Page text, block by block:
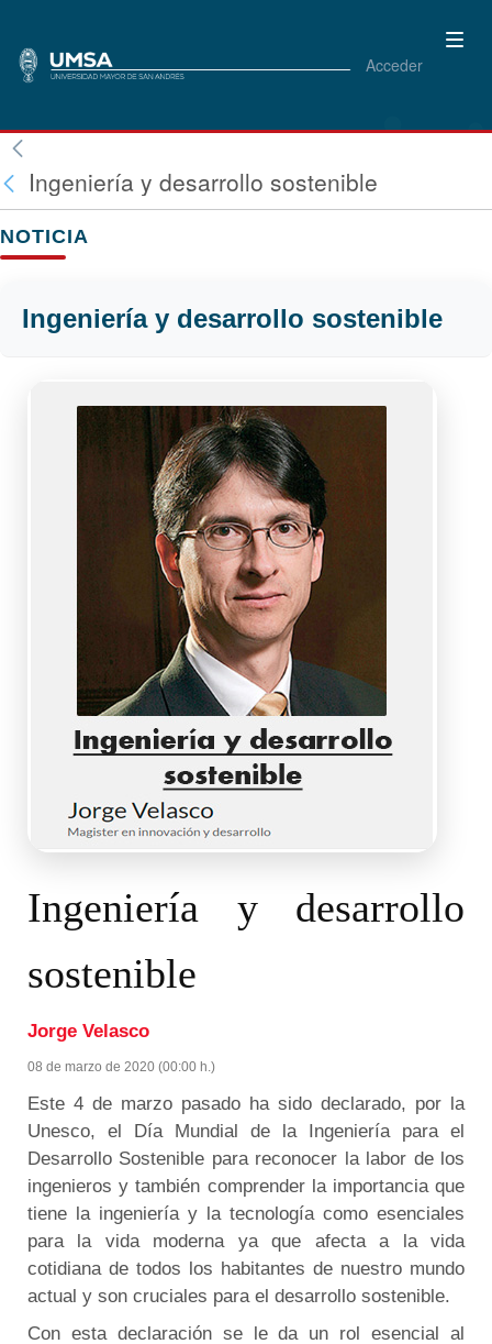
Acceder
Ingeniería y desarrollo sostenible
NOTICIA
Ingeniería y desarrollo sostenible
Ingeniería y desarrollo
sostenible
Jorge Velasco
08 de marzo de 2020 (00:00 h.)
Este 4 de marzo pasado ha sido declarado, por la
Unesco, el Día Mundial de la Ingeniería para el
Desarrollo Sostenible para reconocer la labor de los
ingenieros y también comprender la importancia que
tiene la ingeniería y la tecnología como esenciales
para la vida moderna ya que afecta a la vida
cotidiana de todos los habitantes de nuestro mundo
actual y son cruciales para el desarrollo sostenible.
Con esta declaración se le da un rol esencial al